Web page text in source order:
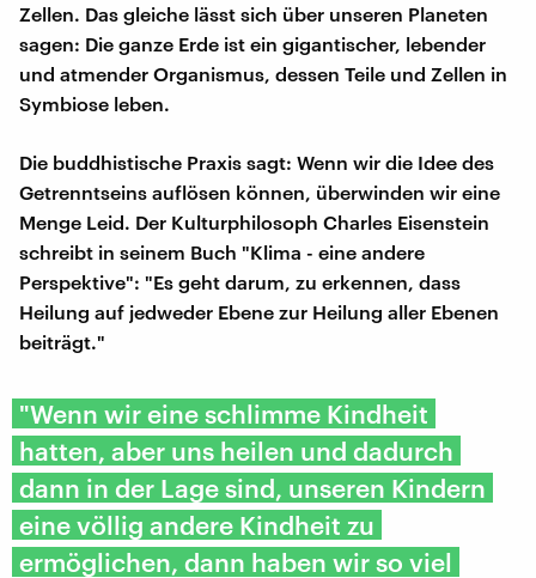
Zellen. Das gleiche lässt sich über unseren Planeten
sagen: Die ganze Erde ist ein gigantischer, lebender
und atmender Organismus, dessen Teile und Zellen in
Symbiose leben.
Die buddhistische Praxis sagt: Wenn wir die Idee des
Getrenntseins auflösen können, überwinden wir eine
Menge Leid. Der Kulturphilosoph Charles Eisenstein
schreibt in seinem Buch "Klima - eine andere
Perspektive": "Es geht darum, zu erkennen, dass
Heilung auf jedweder Ebene zur Heilung aller Ebenen
beiträgt."
"Wenn wir eine schlimme Kindheit
hatten, aber uns heilen und dadurch
dann in der Lage sind, unseren Kindern
eine völlig andere Kindheit zu
ermöglichen, dann haben wir so viel